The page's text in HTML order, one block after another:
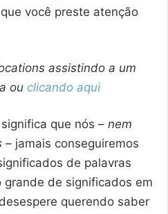
você preste atenção
assistindo a um
ou clicando aqui
que nós – nem
– jamais conseguiremos
de palavras
de significados em
querendo saber